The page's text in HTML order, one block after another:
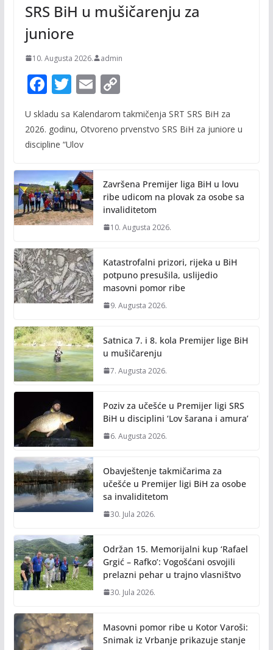
SRS BiH u mušičarenju za
juniore
10. Augusta 2026. admin
F
e
b
o
k
T
itt
er
E
ai
C
p
y
n
k
U skladu sa Kalendarom takmičenja SRT SRS BiH za
2026. godinu, Otvoreno prvenstvo SRS BiH za juniore u
discipline “Ulov
Završena Premijer liga BiH u lovu
ribe udicom na plovak za osobe sa
invaliditetom
10. Augusta 2026.
Katastrofalni prizori, rijeka u BiH
potpuno presušila, uslijedio
masovni pomor ribe
9. Augusta 2026.
Satnica 7. i 8. kola Premijer lige BiH
u mušičarenju
7. Augusta 2026.
Poziv za učešće u Premijer ligi SRS
BiH u disciplini ‘Lov šarana i amura’
6. Augusta 2026.
Obavještenje takmičarima za
učešće u Premijer ligi BiH za osobe
sa invaliditetom
30. Jula 2026.
Održan 15. Memorijalni kup ‘Rafael
Grgić – Rafko’: Vogošćani osvojili
prelazni pehar u trajno vlasništvo
30. Jula 2026.
Masovni pomor ribe u Kotor Varoši:
Snimak iz Vrbanje prikazuje stanje